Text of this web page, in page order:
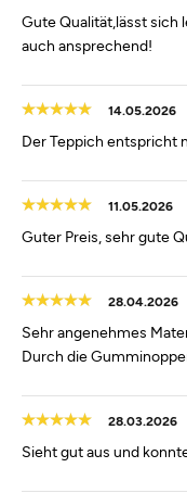
Gute Qualität,lässt sich
auch ansprechend!
14.05.2026
Der Teppich entspricht
11.05.2026
Guter Preis, sehr gute
28.04.2026
Sehr angenehmes
Durch die
28.03.2026
Sieht gut aus und